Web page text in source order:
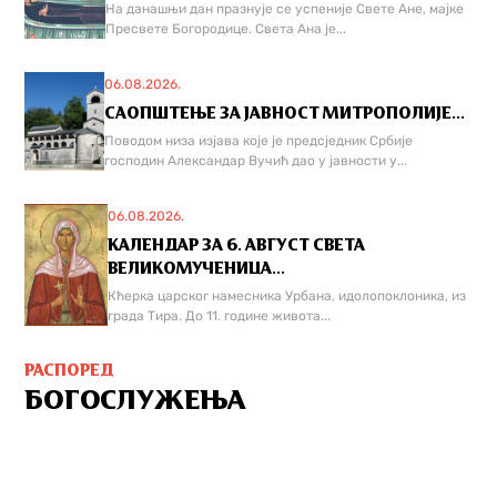
На данашњи дан празнује се успеније Свете Ане, мајке
Пресвете Богородице. Света Ана је...
06.08.2026.
САОПШТЕЊЕ ЗА ЈАВНОСТ МИТРОПОЛИЈЕ...
Поводом низа изјава које је предсједник Србије
господин Александар Вучић дао у јавности у...
06.08.2026.
КАЛЕНДАР ЗА 6. АВГУСТ СВЕТА
ВЕЛИКОМУЧЕНИЦА...
Кћерка царског намесника Урбана, идолопоклоника, из
града Тира. До 11. године живота...
РАСПОРЕД
БОГОСЛУЖЕЊА